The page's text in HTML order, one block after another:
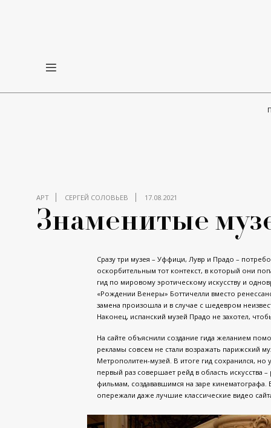
АРТ СЕРГЕЙ СОЛОВЬЕВ 17.08.2021
Знаменитые
Сразу три музея – Уффици, Лувр и Прадо –
оскорбительным тот контекст, в который они
гид по мировому эротическому искусству и
«Рождении Венеры» Боттичелли вместо
замена произошла и в случае с шедевром
Наконец, испанский музей Прадо не захотел,
На сайте объяснили создание гида желанием
рекламы совсем не стали возражать парижский
Метрополитен-музей. В итоге гид сохранился, но
первый раз совершает рейд в область искусства
фильмам, создававшимся на заре
опережали даже лучшие классические видео